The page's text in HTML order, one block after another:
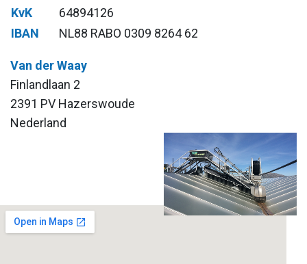
KvK
64894126
IBAN
NL88 RABO 0309 8264 62
Van der Waay
Finlandlaan 2
2391 PV Hazerswoude
Nederland